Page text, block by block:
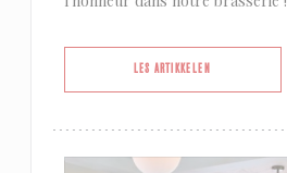
LES ARTIKKELEN